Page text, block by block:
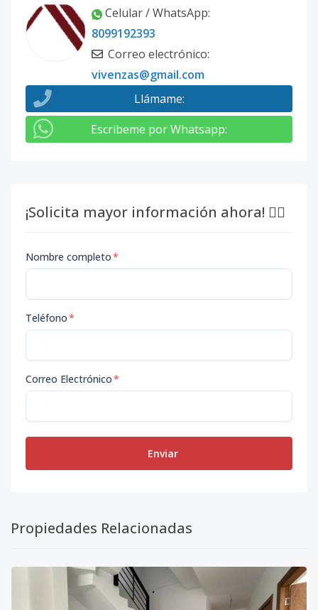
Celular / WhatsApp:
8099192393
Correo electrónico:
vivenzas@gmail.com
Llámame:
Escribeme por Whatsapp:
¡Solicita mayor información ahora! 👇🏽
Nombre completo*
Teléfono*
Correo Electrónico*
Enviar
Propiedades Relacionadas